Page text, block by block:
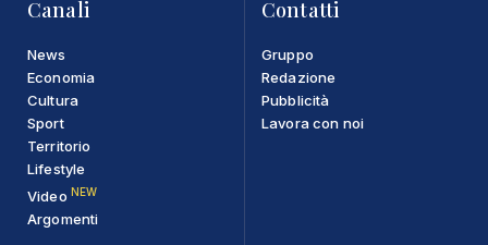
Canali
News
Economia
Cultura
Sport
Territorio
Lifestyle
Video NEW
Argomenti
Contatti
Gruppo
Redazione
Pubblicità
Lavora con noi